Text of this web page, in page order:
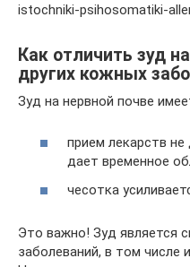
istochniki-psihosomatiki-
Как отличить зуд
других кожных
Зуд на нервной почве
прием лекарств не
дает временное
чесотка
Это важно! Зуд является
заболеваний, в том числе